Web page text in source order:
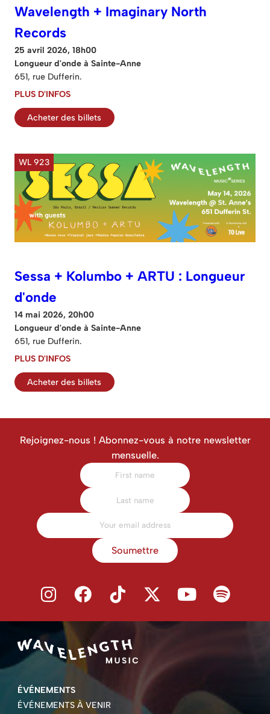
Wavelength + Imaginary North
Records
25 avril 2026, 18h00
Longueur d'onde à Sainte-Anne
651, rue Dufferin.
PLUS D'INFOS
Acheter des billets
WL 923
Sessa + Kolumbo + ARTU : Longueur
d'onde
14 mai 2026, 20h00
Longueur d'onde à Sainte-Anne
651, rue Dufferin.
PLUS D'INFOS
Acheter des billets
Rejoignez-nous ! Abonnez-vous à notre newsletter
mensuelle.
Soumettre
ÉVÉNEMENTS
ÉVÉNEMENTS À VENIR